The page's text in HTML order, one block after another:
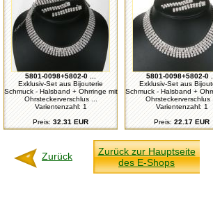
5801-0098+5802-0 ...
Exklusiv-Set aus Bijouterie
Schmuck - Halsband + Ohrringe mit
Ohrsteckerverschlus ...
Varientenzahl: 1
Preis:32.31 EUR
5801-0098+5802-0
Exklusiv-Set aus
Schmuck - Halsband +
Ohrsteckerverschlus
Varientenzahl: 1
Preis:22.17 EUR
Zurück
Zurück zur Hauptseite
des E-Shops